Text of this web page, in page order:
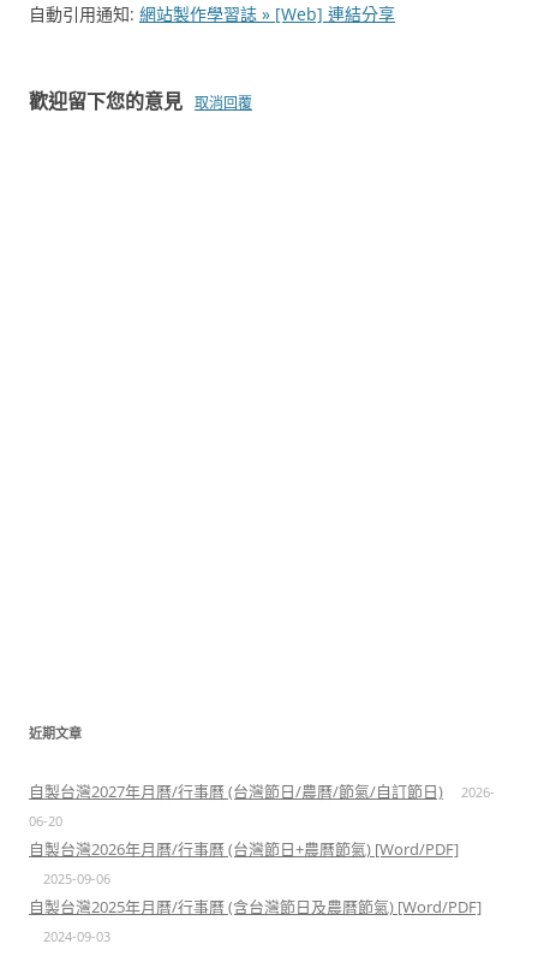
自動引用通知: 網站製作學習誌 » [Web] 連結分享
歡迎留下您的意見 取消回覆
近期文章
自製台灣2027年月曆/行事曆 (台灣節日/農曆/節氣/自訂節日)
2026-
06-20
自製台灣2026年月曆/行事曆 (台灣節日+農曆節氣) [Word/PDF]
2025-09-06
自製台灣2025年月曆/行事曆 (含台灣節日及農曆節氣) [Word/PDF]
2024-09-03